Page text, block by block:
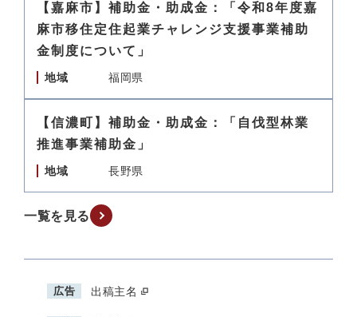
【嘉麻市】補助金・助成金：「令和8年度嘉
麻市移住定住起業チャレンジ支援事業補助
金制度について」
地域 福岡県
【信濃町】補助金・助成金：「自伐型林業
推進事業補助金」
地域 長野県
一覧を見る
広告 出稿主名